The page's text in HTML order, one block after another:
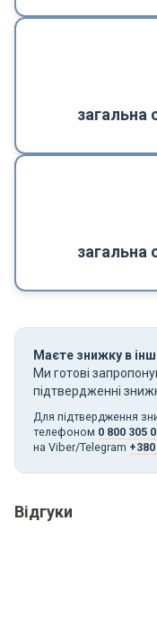
загальна
загальна
Маєте знижку в
Ми готові
підтвердженні
Для підтвердження
телефоном 0 800 305
на Viber/Telegram
Відгуки